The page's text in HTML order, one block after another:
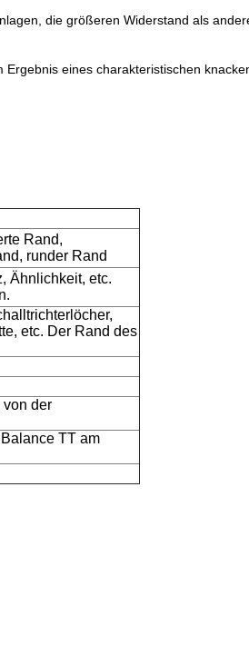
die größeren Widerstand als
eines charakteristischen
Rand,
runder Rand
Ähnlichkeit, etc.
etc. Der Rand des
von der
TT am